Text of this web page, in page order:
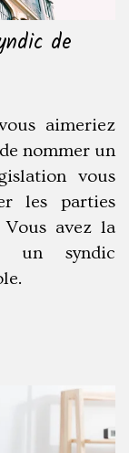
de
aimeriez
nommer un
vous
les parties
avez la
un syndic